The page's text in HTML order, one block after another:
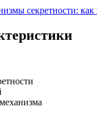
секретности: как